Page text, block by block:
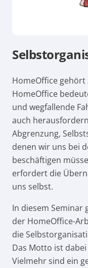
HomeOffice
HomeOffice
und wegfallende
auch
Abgrenzung,
denen wir uns bei
beschäftigen
erfordert die
uns selbst.
In diesem Seminar
der HomeOffice-
die
Das Motto ist
Vielmehr sind ein